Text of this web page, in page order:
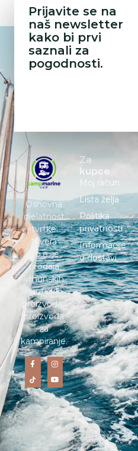
Prijavite se na
naš newsletter
kako bi prvi
saznali za
pogodnosti.
Osnovna
djelatnost
tvrtke
Nivera
d.o.o. je
prodaja
vrhunskih
nautičkih
proizvoda i
proizvoda
za
kampiranje.
Za
kupce
Moj račun
Lista želja
Politika
privatnosti
Informacije
o dostavi